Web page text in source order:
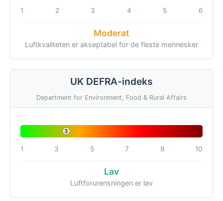
1 2 3 4 5 6
Moderat
Luftkvaliteten er akseptabel for de fleste mennesker
UK DEFRA-indeks
Department for Environment, Food & Rural Affairs
3
1 3 5 7 9 10
Lav
Luftforurensningen er lav